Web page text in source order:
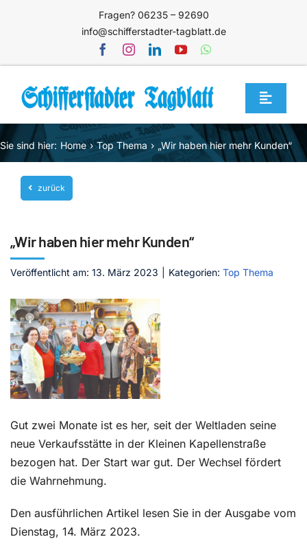
Fragen? 06235 – 92690
info@schifferstadter-tagblatt.de
Toggle
Home
Themen
Blog
Service
Mediathek
Jetzt abonnieren
Kontakt
Sie sind hier: Home Top Thema „Wir haben hier mehr Kunden“
zurück
„Wir haben hier mehr Kunden“
Veröffentlicht am: 13. März 2023 Kategorien: Top Thema
Gut zwei Monate ist es her, seit der Weltladen seine
neue Verkaufsstätte in der Kleinen Kapellenstraße
bezogen hat. Der Start war gut. Der Wechsel fördert
die Wahrnehmung.
Den ausführlichen Artikel lesen Sie in der Ausgabe vom
Dienstag, 14. März 2023.